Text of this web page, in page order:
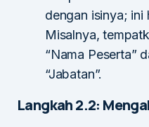
dengan isinya; ini
Misalnya,
“Nama Peserta”
“Jabatan”.
Langkah 2.2: